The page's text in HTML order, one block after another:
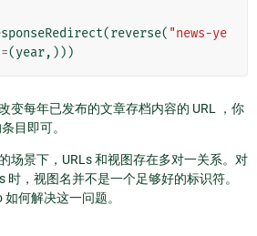
(reverse( "news-ye
=(year,)))
变每年已发布的文章存档内容的 URL ，你
目即可。
场景下，URLs 和视图存在多对一关系。对
时，视图名并不是一个足够好的标识符。
何解决这一问题。